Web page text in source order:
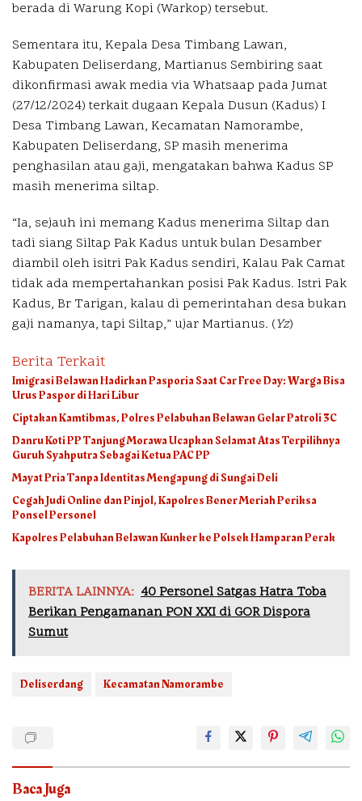
berada di Warung Kopi (Warkop) tersebut.
Sementara itu, Kepala Desa Timbang Lawan,
Kabupaten Deliserdang, Martianus Sembiring saat
dikonfirmasi awak media via Whatsaap pada Jumat
(27/12/2024) terkait dugaan Kepala Dusun (Kadus) I
Desa Timbang Lawan, Kecamatan Namorambe,
Kabupaten Deliserdang, SP masih menerima
penghasilan atau gaji, mengatakan bahwa Kadus SP
masih menerima siltap.
“Ia, sejauh ini memang Kadus menerima Siltap dan
tadi siang Siltap Pak Kadus untuk bulan Desamber
diambil oleh isitri Pak Kadus sendiri, Kalau Pak Camat
tidak ada mempertahankan posisi Pak Kadus. Istri Pak
Kadus, Br Tarigan, kalau di pemerintahan desa bukan
gaji namanya, tapi Siltap,” ujar Martianus. (Yz)
Berita Terkait
Imigrasi Belawan Hadirkan Pasporia Saat Car Free Day: Warga Bisa
Urus Paspor di Hari Libur
Ciptakan Kamtibmas, Polres Pelabuhan Belawan Gelar Patroli 3C
Danru Koti PP Tanjung Morawa Ucapkan Selamat Atas Terpilihnya
Guruh Syahputra Sebagai Ketua PAC PP
Mayat Pria Tanpa Identitas Mengapung di Sungai Deli
Cegah Judi Online dan Pinjol, Kapolres Bener Meriah Periksa
Ponsel Personel
Kapolres Pelabuhan Belawan Kunker ke Polsek Hamparan Perak
BERITA LAINNYA: 40 Personel Satgas Hatra Toba
Berikan Pengamanan PON XXI di GOR Dispora
Sumut
Deliserdang Kecamatan Namorambe
Baca Juga